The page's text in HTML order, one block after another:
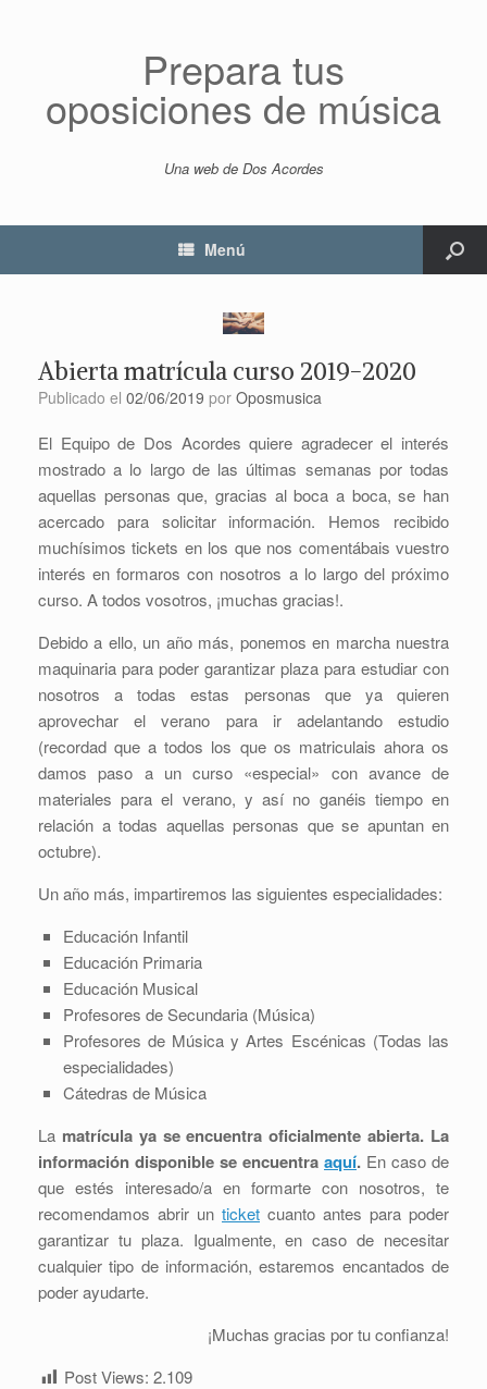
Prepara tus
oposiciones de música
Una web de Dos Acordes
Menú
Abierta matrícula curso 2019-2020
Publicado el 02/06/2019 por Oposmusica
El Equipo de Dos Acordes quiere agradecer el interés
mostrado a lo largo de las últimas semanas por todas
aquellas personas que, gracias al boca a boca, se han
acercado para solicitar información. Hemos recibido
muchísimos tickets en los que nos comentábais vuestro
interés en formaros con nosotros a lo largo del próximo
curso. A todos vosotros, ¡muchas gracias!.
Debido a ello, un año más, ponemos en marcha nuestra
maquinaria para poder garantizar plaza para estudiar con
nosotros a todas estas personas que ya quieren
aprovechar el verano para ir adelantando estudio
(recordad que a todos los que os matriculais ahora os
damos paso a un curso «especial» con avance de
materiales para el verano, y así no ganéis tiempo en
relación a todas aquellas personas que se apuntan en
octubre).
Un año más, impartiremos las siguientes especialidades:
Educación Infantil
Educación Primaria
Educación Musical
Profesores de Secundaria (Música)
Profesores de Música y Artes Escénicas (Todas las
especialidades)
Cátedras de Música
La matrícula ya se encuentra oficialmente abierta. La
información disponible se encuentra aquí. En caso de
que estés interesado/a en formarte con nosotros, te
recomendamos abrir un ticket cuanto antes para poder
garantizar tu plaza. Igualmente, en caso de necesitar
cualquier tipo de información, estaremos encantados de
poder ayudarte.
¡Muchas gracias por tu confianza!
Post Views: 2.109